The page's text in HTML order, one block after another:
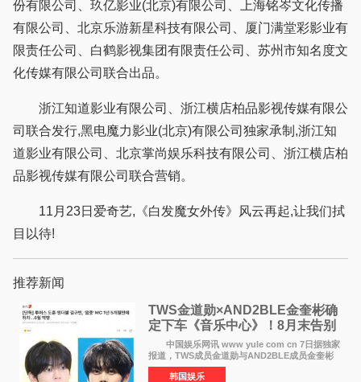
份有限公司、玖亿影业(北京)有限公司、上海铭岑文化传播
有限公司、北京乐游新星科技有限公司、厦门满堂彩影业有
限责任公司、白鹤影视集团有限责任公司、苏州市知名度文
化传媒有限公司联合出品。
浙江知道影业有限公司、浙江横店柏品影视传媒有限公
司联合发行,黑电魔力影业(北京)有限公司独家承制,浙江知
道影业有限公司、北京掌尚娱乐科技有限公司、浙江横店柏
品影视传媒有限公司联合营销。
11月23日爱奇艺,《白发魔女外传》风云再起,让我们拭
目以待!
推荐新闻
TWS金道勋×AND2BLE金奎彬确
定下车《音乐中心》！8月末告别
MC席位
中国娱乐网讯 www yule com cn 7日据独家
报道，TWS成员金道勋与AND2BLE成员金奎彬
将于8月离开《音乐中心》MC的位置。 金道
勋与金奎彬于去年3月与H2H A-NA一起被选为
韩国娱乐